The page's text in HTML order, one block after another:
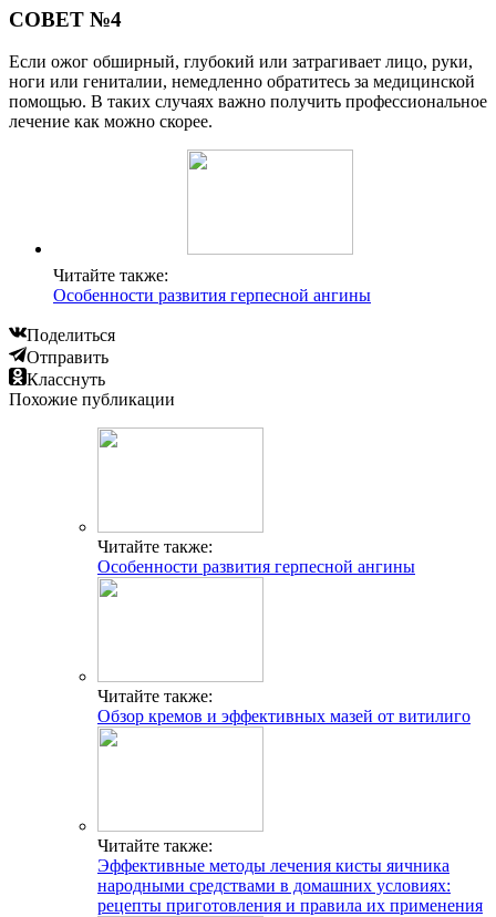
СОВЕТ №4
Если ожог обширный, глубокий или затрагивает лицо, руки,
ноги или гениталии, немедленно обратитесь за медицинской
помощью. В таких случаях важно получить профессиональное
лечение как можно скорее.
Читайте также:
Особенности развития герпесной ангины
Поделиться
Отправить
Класснуть
Похожие публикации
Читайте также:
Особенности развития герпесной ангины
Читайте также:
Обзор кремов и эффективных мазей от витилиго
Читайте также:
Эффективные методы лечения кисты яичника
народными средствами в домашних условиях:
рецепты приготовления и правила их применения